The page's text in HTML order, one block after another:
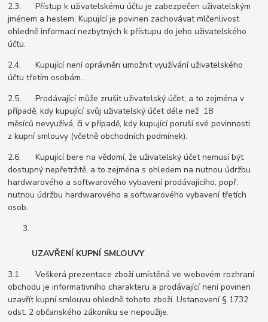
2.3. Přístup k uživatelskému účtu je zabezpečen uživatelským
jménem a heslem. Kupující je povinen zachovávat mlčenlivost
ohledně informací nezbytných k přístupu do jeho uživatelského
účtu.
2.4. Kupující není oprávněn umožnit využívání uživatelského
účtu třetím osobám.
2.5. Prodávající může zrušit uživatelský účet, a to zejména v
případě, kdy kupující svůj uživatelský účet déle než 18
měsíců nevyužívá, či v případě, kdy kupující poruší své povinnosti
z kupní smlouvy (včetně obchodních podmínek).
2.6. Kupující bere na vědomí, že uživatelský účet nemusí být
dostupný nepřetržitě, a to zejména s ohledem na nutnou údržbu
hardwarového a softwarového vybavení prodávajícího, popř.
nutnou údržbu hardwarového a softwarového vybavení třetích
osob.
UZAVŘENÍ KUPNÍ SMLOUVY
3.1. Veškerá prezentace zboží umístěná ve webovém rozhraní
obchodu je informativního charakteru a prodávající není povinen
uzavřít kupní smlouvu ohledně tohoto zboží. Ustanovení § 1732
odst. 2 občanského zákoníku se nepoužije.